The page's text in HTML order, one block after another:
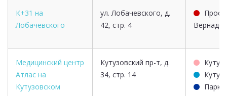
К+31 на
Лобачевского
ул. Лобачевского, д.
42, стр. 4
Медицинский центр
Атлас на
Кутузовском
Кутузовский пр-т, д.
34, стр. 14
Парк